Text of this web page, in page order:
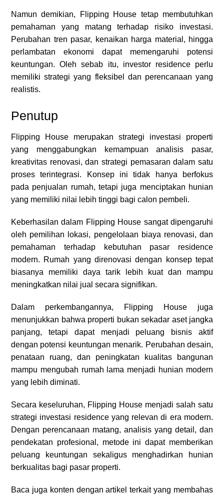
Namun demikian, Flipping House tetap membutuhkan
pemahaman yang matang terhadap risiko investasi.
Perubahan tren pasar, kenaikan harga material, hingga
perlambatan ekonomi dapat memengaruhi potensi
keuntungan. Oleh sebab itu, investor residence perlu
memiliki strategi yang fleksibel dan perencanaan yang
realistis.
Penutup
Flipping House merupakan strategi investasi properti
yang menggabungkan kemampuan analisis pasar,
kreativitas renovasi, dan strategi pemasaran dalam satu
proses terintegrasi. Konsep ini tidak hanya berfokus
pada penjualan rumah, tetapi juga menciptakan hunian
yang memiliki nilai lebih tinggi bagi calon pembeli.
Keberhasilan dalam Flipping House sangat dipengaruhi
oleh pemilihan lokasi, pengelolaan biaya renovasi, dan
pemahaman terhadap kebutuhan pasar residence
modern. Rumah yang direnovasi dengan konsep tepat
biasanya memiliki daya tarik lebih kuat dan mampu
meningkatkan nilai jual secara signifikan.
Dalam perkembangannya, Flipping House juga
menunjukkan bahwa properti bukan sekadar aset jangka
panjang, tetapi dapat menjadi peluang bisnis aktif
dengan potensi keuntungan menarik. Perubahan desain,
penataan ruang, dan peningkatan kualitas bangunan
mampu mengubah rumah lama menjadi hunian modern
yang lebih diminati.
Secara keseluruhan, Flipping House menjadi salah satu
strategi investasi residence yang relevan di era modern.
Dengan perencanaan matang, analisis yang detail, dan
pendekatan profesional, metode ini dapat memberikan
peluang keuntungan sekaligus menghadirkan hunian
berkualitas bagi pasar properti.
Baca juga konten dengan artikel terkait yang membahas